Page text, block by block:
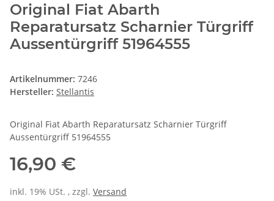
Original Fiat Abarth
Reparatursatz Scharnier Türgriff
Aussentürgriff 51964555
Artikelnummer: 7246
Hersteller: Stellantis
Original Fiat Abarth Reparatursatz Scharnier Türgriff
Aussentürgriff 51964555
16,90 €
inkl. 19% USt. , zzgl. Versand